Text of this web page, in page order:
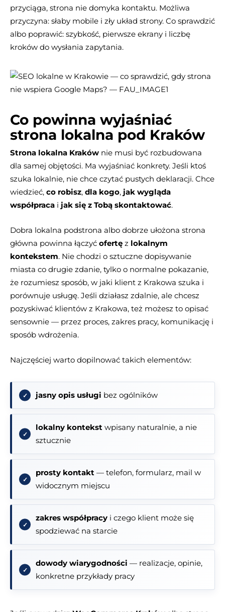
przyciąga, strona nie domyka kontaktu. Możliwa
przyczyna: słaby mobile i zły układ strony. Co sprawdzić
albo poprawić: szybkość, pierwsze ekrany i liczbę
kroków do wysłania zapytania.
Co powinna wyjaśniać
strona lokalna pod Kraków
Strona lokalna Kraków nie musi być rozbudowana
dla samej objętości. Ma wyjaśniać konkrety. Jeśli ktoś
szuka lokalnie, nie chce czytać pustych deklaracji. Chce
wiedzieć, co robisz, dla kogo, jak wygląda
współpraca i jak się z Tobą skontaktować.
Dobra lokalna podstrona albo dobrze ułożona strona
główna powinna łączyć ofertę z lokalnym
kontekstem. Nie chodzi o sztuczne dopisywanie
miasta co drugie zdanie, tylko o normalne pokazanie,
że rozumiesz sposób, w jaki klient z Krakowa szuka i
porównuje usługę. Jeśli działasz zdalnie, ale chcesz
pozyskiwać klientów z Krakowa, też możesz to opisać
sensownie — przez proces, zakres pracy, komunikację i
sposób wdrożenia.
Najczęściej warto dopilnować takich elementów:
jasny opis usługi bez ogólników
lokalny kontekst wpisany naturalnie, a nie
sztucznie
prosty kontakt — telefon, formularz, mail w
widocznym miejscu
zakres współpracy i czego klient może się
spodziewać na starcie
dowody wiarygodności — realizacje, opinie,
konkretne przykłady pracy